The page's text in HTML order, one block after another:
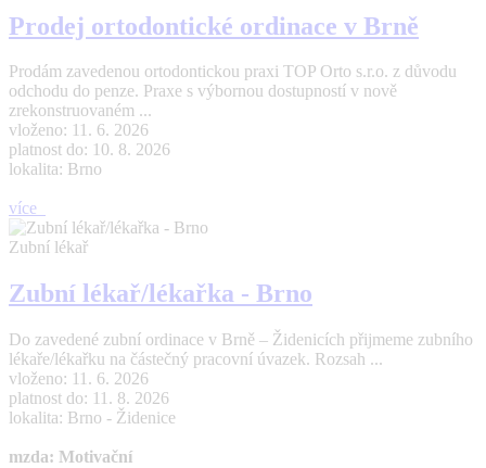
Prodej ortodontické ordinace v Brně
Prodám zavedenou ortodontickou praxi TOP Orto s.r.o. z důvodu
odchodu do penze. Praxe s výbornou dostupností v nově
zrekonstruovaném ...
vloženo: 11. 6. 2026
platnost do: 10. 8. 2026
lokalita: Brno
více
Zubní lékař
Zubní lékař/lékařka - Brno
Do zavedené zubní ordinace v Brně – Židenicích přijmeme zubního
lékaře/lékařku na částečný pracovní úvazek. Rozsah ...
vloženo: 11. 6. 2026
platnost do: 11. 8. 2026
lokalita: Brno - Židenice
mzda: Motivační